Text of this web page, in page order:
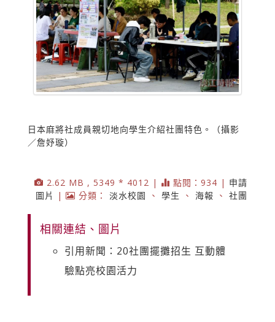
日本麻將社成員親切地向學生介紹社團特色。（攝影
／詹妤璇）
2.62 MB , 5349 * 4012 | 點閱：934 | 申請
圖片
| 分類： 淡水校園 、 學生 、 海報 、 社團
相關連結、圖片
引用新聞：20社團擺攤招生 互動體
驗點亮校園活力